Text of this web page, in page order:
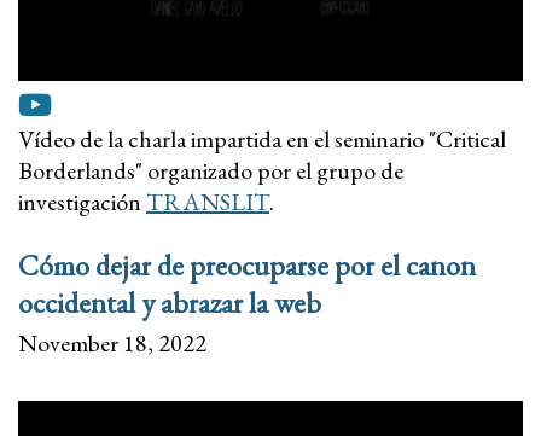
Vídeo de la charla impartida en el seminario "Critical
Borderlands" organizado por el grupo de
investigaciónTRANSLIT.
Cómo dejar de preocuparse por el canon
occidental y abrazar la web
November 18, 2022